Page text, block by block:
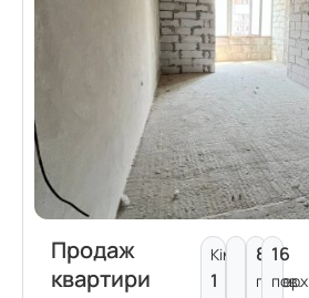
Продаж
квартири
Кімнат:
1
8
поверх
16
пов.